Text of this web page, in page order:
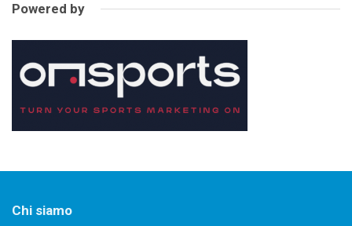
Powered by
Chi siamo